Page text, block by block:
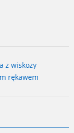
z wiskozy
rękawem